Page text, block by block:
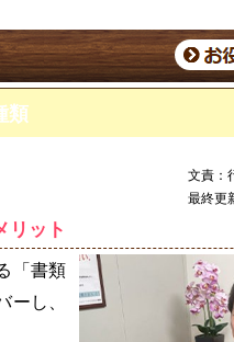
類
文責：
最終更
リット
「書類
ーし、